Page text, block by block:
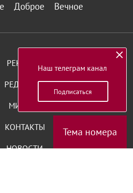
Тема номера
Доброе Вечное
РЕКЛАМА
РЕДАКЦИЯ
МИССИЯ
КОНТАКТЫ
НОВОСТИ
Наш телеграм канал
Подписаться